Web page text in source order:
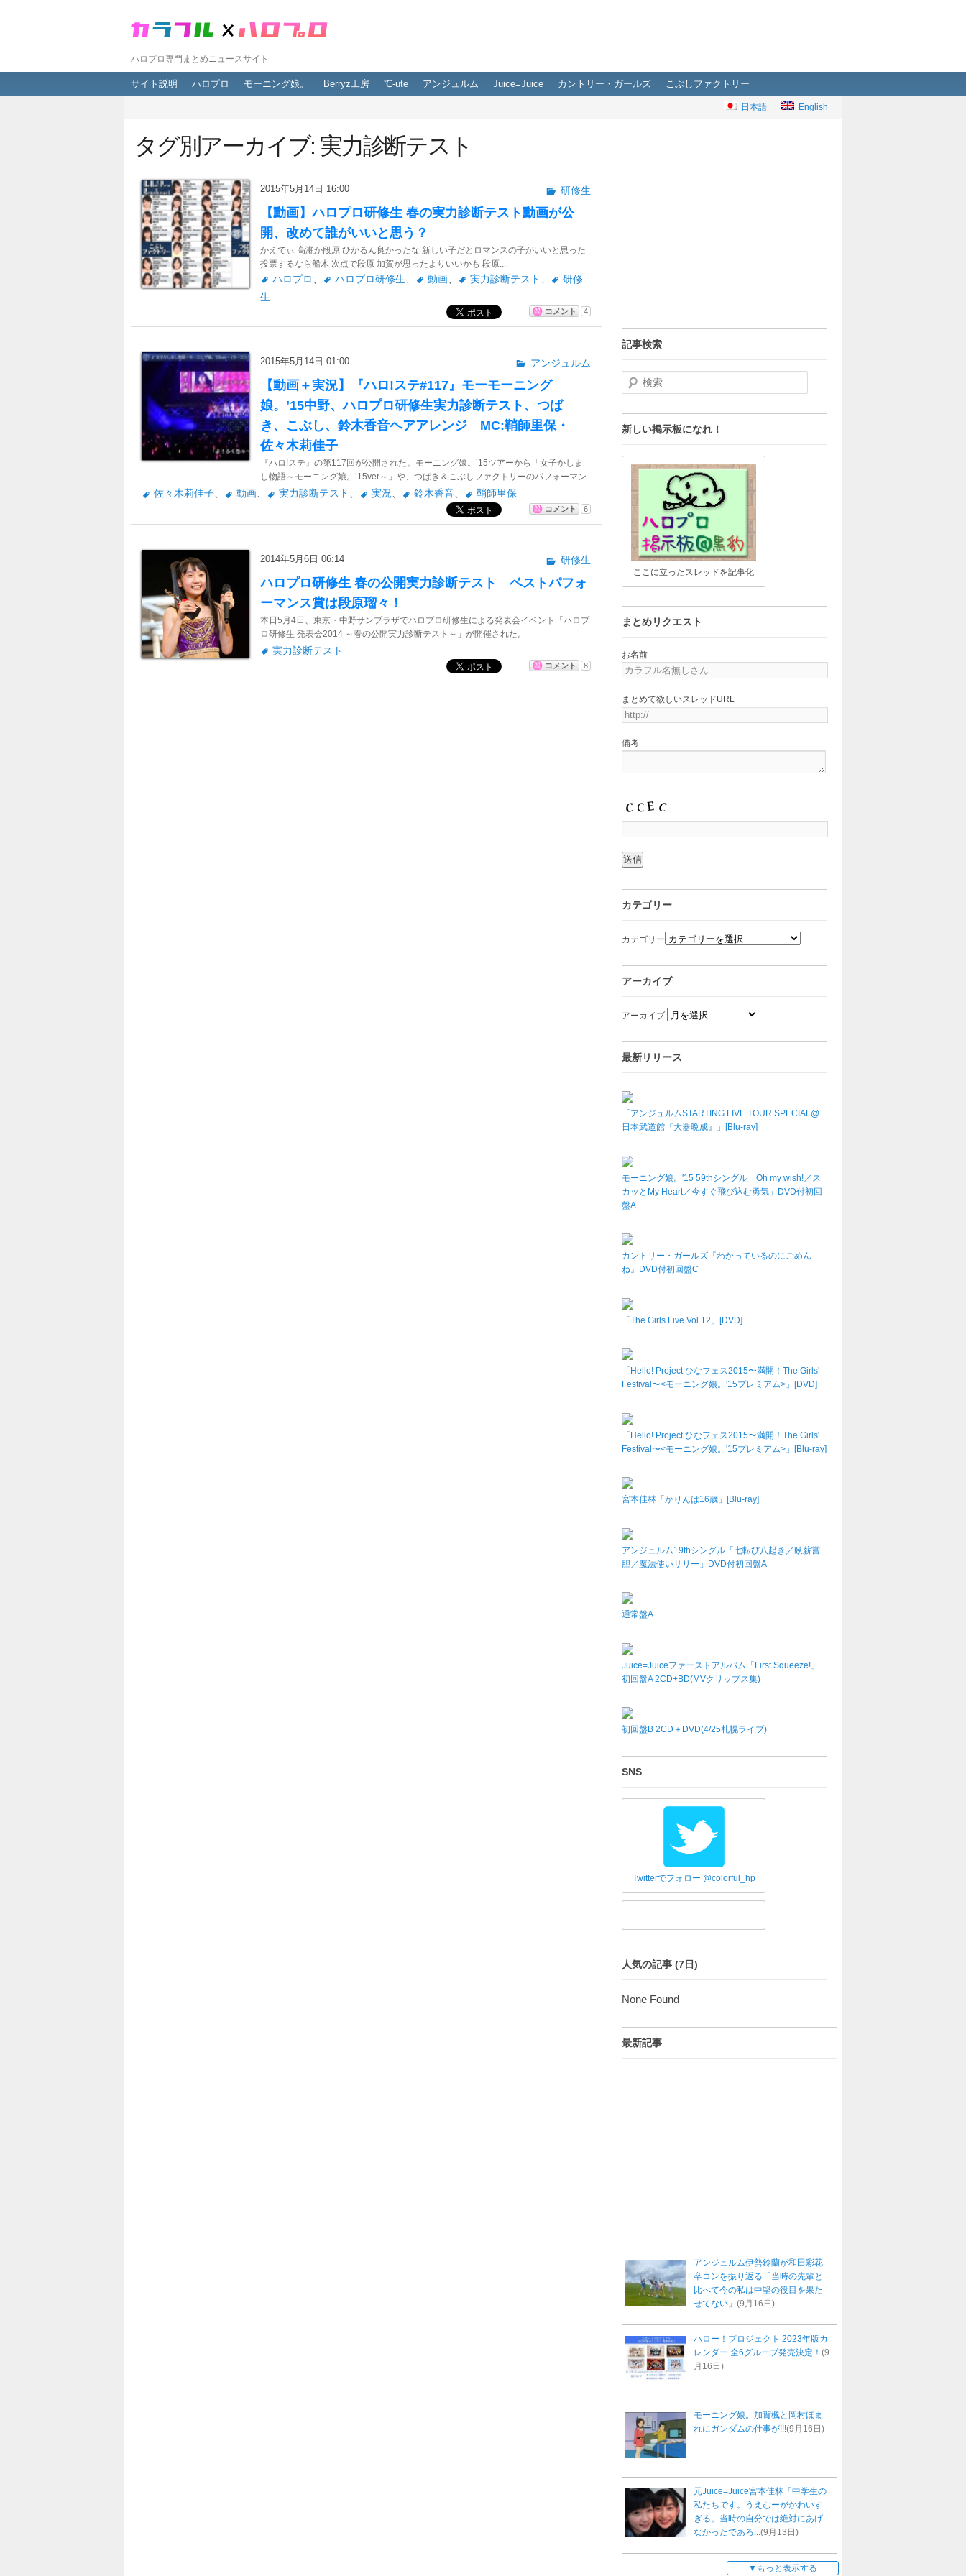
ハロプロ専門まとめニュースサイト
サイト説明 ハロプロ モーニング娘。 Berryz工房 ℃-ute アンジュルム Juice=Juice カントリー・ガールズ こぶしファクトリー
日本語 English
タグ別アーカイブ: 実力診断テスト
2015年5月14日 16:00 研修生
【動画】ハロプロ研修生 春の実力診断テスト動画が公
開、改めて誰がいいと思う？
かえでぃ 高瀬か段原 ひかるん良かったな 新しい子だとロマンスの子がいいと思った
投票するなら船木 次点で段原 加賀が思ったよりいいかも 段原...
ハロプロ 、 ハロプロ研修生、 動画、 実力診断テスト 、
研修
生
コメント 4
2015年5月14日 01:00 アンジュルム
【動画＋実況】『ハロ!ステ#117』モーモーニング
娘。’15中野、ハロプロ研修生実力診断テスト、つば
き、こぶし、鈴木香音ヘアアレンジ MC:鞘師里保・
佐々木莉佳子
『ハロ!ステ』の第117回が公開された。モーニング娘。’15ツアーから「女子かしま
し物語～モーニング娘。’­15ver～」や、つばき＆こぶしファクトリーのパフォーマン
ス、研修生実力診断テストのダイジェストなど。
佐々木莉佳子、 動画、 実力診断テスト 、 実況、 鈴木香音、 鞘師里保
コメント 6
2014年5月6日 06:14 研修生
ハロプロ研修生 春の公開実力診断テスト ベストパフォ
ーマンス賞は段原瑠々！
本日5月4日、東京・中野サンプラザでハロプロ研修生による発表会イベント「ハロプ
ロ研修生 発表会2014 ～春の公開実力診断テスト～」が開催された。
このイベントは、ハロー！プロジェクトの研修生を対象に行われる実力診断テスト形
式の恒例イベント。観客が選んだベストパフォーマンス賞は、240票以上を獲得した
実力診断テスト
コメント 8
記事検索
検索
新しい掲示板になれ！
ここに立ったスレッドを記事化
まとめリクエスト
お名前
まとめて欲しいスレッドURL
備考
カテゴリー
カテゴリー
アーカイブ
アーカイブ
最新リリース
「アンジュルムSTARTING LIVE TOUR SPECIAL@
日本武道館『大器晩成』」[Blu-ray]
モーニング娘。'15 59thシングル「Oh my wish!／ス
カッとMy Heart／今すぐ飛び込む勇気」DVD付初回
盤A
カントリー・ガールズ『わかっているのにごめん
ね』DVD付初回盤C
「The Girls Live Vol.12」[DVD]
「Hello! Project ひなフェス2015〜満開！The Girls'
Festival〜<モーニング娘。'15プレミアム>」[DVD]
「Hello! Project ひなフェス2015〜満開！The Girls'
Festival〜<モーニング娘。'15プレミアム>」[Blu-ray]
宮本佳林「かりんは16歳」[Blu-ray]
アンジュルム19thシングル「七転び八起き／臥薪嘗
胆／魔法使いサリー」DVD付初回盤A
通常盤A
Juice=Juiceファーストアルバム「First Squeeze!」
初回盤A 2CD+BD(MVクリップス集)
初回盤B 2CD＋DVD(4/25札幌ライブ)
SNS
Twitterでフォロー @colorful_hp
人気の記事 (7日)
None Found
最新記事
アンジュルム伊勢鈴蘭が和田彩花
卒コンを振り返る「当時の先輩と
比べて今の私は中堅の役目を果た
せてない」 (9月16日)
ハロー！プロジェクト 2023年版カ
レンダー 全6グループ発売決定！ (9
月16日)
モーニング娘。加賀楓と岡村ほま
れにガンダムの仕事が!!!(9月16日)
元Juice=Juice宮本佳林「中学生の
私たちです。うえむーがかわいす
ぎる。当時の自分では絶対にあげ
なかったであろ...(9月13日)
もっと表示する